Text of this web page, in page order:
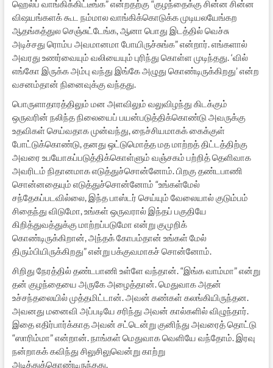
ஹெல்ப் வாங்கிக்கிட்டீங்க” என்றதற்கு “குழந்தைக்கு சின்ன சின்ன
விஷயங்களக் கூட நம்மால வாங்கிக்கொடுக்க முடியலயேங்கற
ஆதங்கத்துல செஞ்சுட்டேங்க, ஆனா பொது இடத்தில் வெச்சு
அடிச்சது ரொம்ப அவமானமா போயிருச்சுங்க” என்றார். எங்களால்
அவரது உணர்வையும் வலியையும் புரிந்து கொள்ள முடிந்தது. ‘வில்
எங்கோ இருக்க அம்பு வந்து இங்கே அழுது கொண்டிருக்கிறது’ என்ற
வசனம்தான் நினைவுக்கு வந்தது.
பொருளாதாரத்திலும் மன அளவிலும் வலுவிழந்து கிடக்கும்
ஒருவரின் நலிந்த நிலையைப் பயன்படுத்திக்கொண்டு அவருக்கு
உதவிகள் செய்வதாக முன்வந்து, நைச்சியமாகக் கைக்குள்
போட்டுக்கொண்டு, தனது ஒட்டுமொத்த மத மாற்றத் திட்டத்திற்கு
அவரை உபயோகப்படுத்திக்கொள்ளும் வஞ்சகம் பற்றித் தெளிவாக
அவரிடம் நிதானமாக எடுத்துச்சொன்னோம். பிறகு தண்டபாணி
சொன்னதையும் எடுத்துச்சொன்னோம் “உங்கள்மேல்
சந்தேகப்படவில்லை, இந்த பாஸ்டர் செய்யும் வேலையால் குடும்பம்
சிதைந்து விடுமோ, உங்கள் ஒருவரால் இந்தப் பகுதியே
கிறித்துவத்துக்கு மாற்றப்படுமோ என்று குமுறிக்
கொண்டிருக்கிறான், அந்தக் கோபம்தான் உங்கள் மேல்
திரும்பியிருக்கிறது” என்று பக்குவமாகச் சொன்னோம்.
சிறிது நேரத்தில் தண்டபாணி உள்ளே வந்தான். “இங்க வாம்மா” என்று
தன் குழந்தையை அருகே அழைத்தான். மெதுவாக அதன்
உச்சந்தலையில் முத்தமிட்டான். அவன் கண்கள் கலங்கியிருந்தன.
அவனது மனைவி அப்படியே சரிந்து அவன் கால்களில் விழுந்தார்.
இதை எதிர்பார்க்காத அவன் சட்டென்று குனிந்து அவரைத் தொட்டு
“ஸாரிம்மா” என்றான். நாங்கள் மெதுவாக வெளியே வந்தோம். இரவு
நன்றாகக் கவிந்து சிலுசிலுவென்று காற்று
அடித்துக்கொண்டிருந்தது.